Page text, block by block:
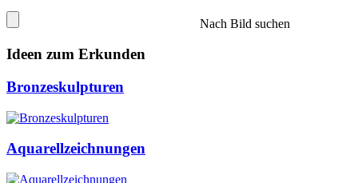
Nach Bild suchen
Ideen zum Erkunden
Bronzeskulpturen
Aquarellzeichnungen